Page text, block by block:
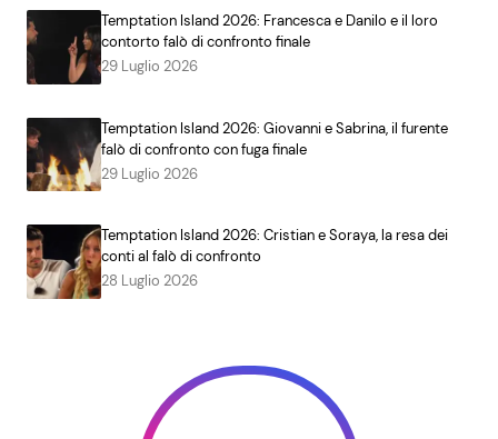
Temptation Island 2026: Francesca e Danilo e il loro
contorto falò di confronto finale
29 Luglio 2026
Temptation Island 2026: Giovanni e Sabrina, il furente
falò di confronto con fuga finale
29 Luglio 2026
Temptation Island 2026: Cristian e Soraya, la resa dei
conti al falò di confronto
28 Luglio 2026